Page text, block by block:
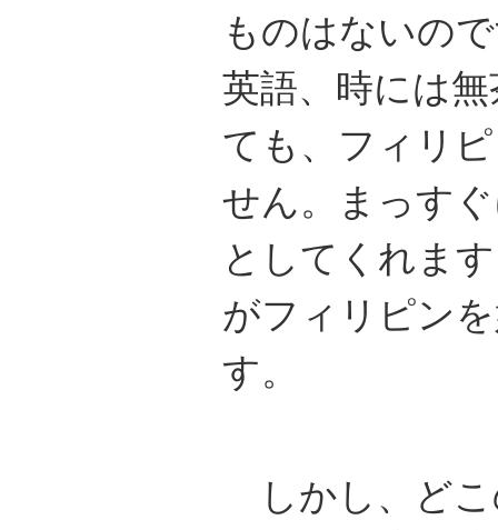
ものはないの
英語、時には
ても、フィリ
せん。まっす
としてくれま
がフィリピン
す。
しかし、ど